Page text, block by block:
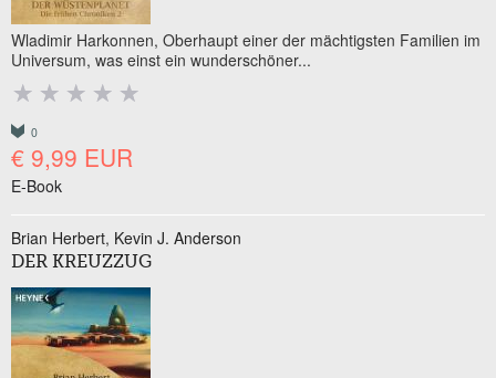
Wladimir Harkonnen, Oberhaupt einer der mächtigsten Familien im
Universum, was einst ein wunderschöner...
0
€ 9,99 EUR
E-Book
Brian Herbert Kevin J. Anderson
DER KREUZZUG